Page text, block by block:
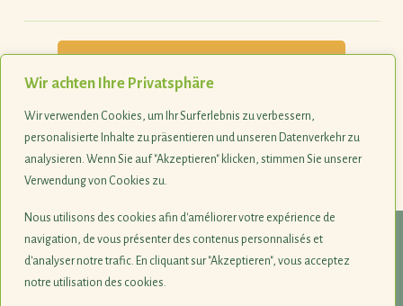
Wir achten Ihre Privatsphäre
Wir verwenden Cookies, um Ihr Surferlebnis zu verbessern,
personalisierte Inhalte zu präsentieren und unseren Datenverkehr zu
analysieren. Wenn Sie auf "Akzeptieren" klicken, stimmen Sie unserer
Verwendung von Cookies zu.
Nous utilisons des cookies afin d'améliorer votre expérience de
navigation, de vous présenter des contenus personnalisés et
d'analyser notre trafic. En cliquant sur "Akzeptieren", vous acceptez
notre utilisation des cookies.
All unsere Monatsthemen auf einen Blick
© 1990-2026